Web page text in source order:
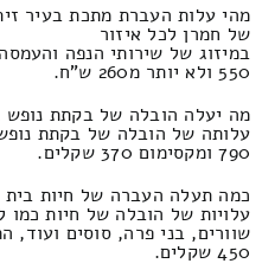
מהי עלות העברת מתכת בעיר
של חמרן לכל איזור
במיזוג של שירותי הנפה
550 ולא יותר מ260 ש"ח.
מה יעלה הובלה של בקתת נופש
עלותה של הובלה של בקתת
790 ומקסימום 370 שקלים.
כמה תעלה העברה של חיות בית
עלויות של הובלה של חיות
450 שקלים.